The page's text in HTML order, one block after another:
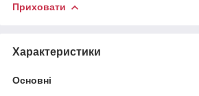
Приховати
Характеристики
Основні